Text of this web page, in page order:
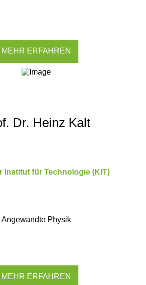
MEHR ERFAHREN
Dr. Heinz Kalt
Institut für Technologie (KIT)
Angewandte Physik
MEHR ERFAHREN